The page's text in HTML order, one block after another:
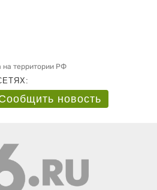
на территории РФ
новость